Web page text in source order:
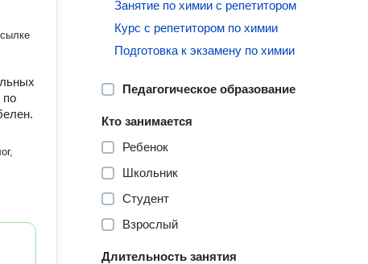
по
Занятие по химии с репетитором
Курс с репетитором по химии
Подготовка к экзамену по химии
Педагогическое образование
Кто занимается
Ребенок
Школьник
Студент
Взрослый
Длительность занятия